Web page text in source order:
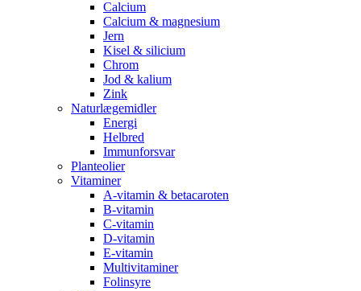
Calcium
Calcium & magnesium
Jern
Kisel & silicium
Chrom
Jod & kalium
Zink
Naturlægemidler
Energi
Helbred
Immunforsvar
Planteolier
Vitaminer
A-vitamin & betacaroten
B-vitamin
C-vitamin
D-vitamin
E-vitamin
Multivitaminer
Folinsyre